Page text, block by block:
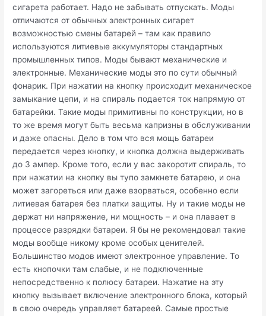
сигарета работает. Надо не забывать отпускать. Моды
отличаются от обычных электронных сигарет
возможностью смены батарей – там как правило
используются литиевые аккумуляторы стандартных
промышленных типов. Моды бывают механические и
электронные. Механические моды это по сути обычный
фонарик. При нажатии на кнопку происходит механическое
замыкание цепи, и на спираль подается ток напрямую от
батарейки. Такие моды примитивны по конструкции, но в
то же время могут быть весьма капризны в обслуживании
и даже опасны. Дело в том что вся мощь батареи
передается через кнопку, и кнопка должна выдерживать
до 3 ампер. Кроме того, если у вас закоротит спираль, то
при нажатии на кнопку вы тупо замкнете батарею, и она
может загореться или даже взорваться, особенно если
литиевая батарея без платки защиты. Ну и такие моды не
держат ни напряжение, ни мощность – и она плавает в
процессе разрядки батареи. Я бы не рекомендовал такие
моды вообще никому кроме особых ценителей.
Большинство модов имеют электронное управление. То
есть кнопочки там слабые, и не подключенные
непосредственно к полюсу батареи. Нажатие на эту
кнопку вызывает включение электронного блока, который
в свою очередь управляет батареей. Самые простые